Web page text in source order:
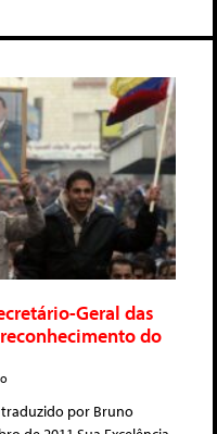
Geral das
do
traduzido por Bruno